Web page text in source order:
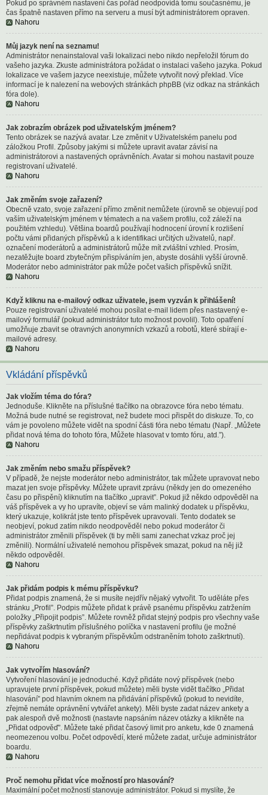
Pokud po správném nastavení čas pořád neodpovídá tomu současnému, je
čas špatně nastaven přímo na serveru a musí být administrátorem opraven.
Nahoru
Můj jazyk není na seznamu!
Administrátor nenainstaloval vaši lokalizaci nebo nikdo nepřeložil fórum do
vašeho jazyka. Zkuste administrátora požádat o instalaci vašeho jazyka. Pokud
lokalizace ve vašem jazyce neexistuje, můžete vytvořit nový překlad. Více
informací je k nalezení na webových stránkách phpBB (viz odkaz na stránkách
fóra dole).
Nahoru
Jak zobrazím obrázek pod uživatelským jménem?
Tento obrázek se nazývá avatar. Lze změnit v Uživatelském panelu pod
záložkou Profil. Způsoby jakými si můžete upravit avatar závisí na
administrátorovi a nastavených oprávněních. Avatar si mohou nastavit pouze
registrovaní uživatelé.
Nahoru
Jak změním svoje zařazení?
Obecně vzato, svoje zařazení přímo změnit nemůžete (úrovně se objevují pod
vaším uživatelským jménem v tématech a na vašem profilu, což záleží na
použitém vzhledu). Většina boardů používají hodnocení úrovní k rozlišení
počtu vámi přidaných příspěvků a k identifikaci určitých uživatelů, např.
označení moderátorů a administrátorů může mít zvláštní vzhled. Prosím,
nezatěžujte board zbytečným přispíváním jen, abyste dosáhli vyšší úrovně.
Moderátor nebo administrátor pak může počet vašich příspěvků snížit.
Nahoru
Když kliknu na e-mailový odkaz uživatele, jsem vyzván k přihlášení!
Pouze registrovaní uživatelé mohou posílat e-mail lidem přes nastavený e-
mailový formulář (pokud administrátor tuto možnost povolil). Toto opatření
umožňuje zbavit se otravných anonymních vzkazů a robotů, které sbírají e-
mailové adresy.
Nahoru
Vkládání příspěvků
Jak vložím téma do fóra?
Jednoduše. Klikněte na příslušné tlačítko na obrazovce fóra nebo tématu.
Možná bude nutné se registrovat, než budete moci přispět do diskuze. To, co
vám je povoleno můžete vidět na spodní části fóra nebo tématu (Např. „Můžete
přidat nová téma do tohoto fóra, Můžete hlasovat v tomto fóru, atd.”).
Nahoru
Jak změním nebo smažu příspěvek?
V případě, že nejste moderátor nebo administrátor, tak můžete upravovat nebo
mazat jen svoje příspěvky. Můžete upravit zprávu (někdy jen do omezeného
času po přispění) kliknutím na tlačítko „upravit”. Pokud již někdo odpověděl na
váš příspěvek a vy ho upravíte, objeví se vám malinký dodatek u příspěvku,
který ukazuje, kolikrát jste tento příspěvek upravovali. Tento dodatek se
neobjeví, pokud zatím nikdo neodpověděl nebo pokud moderátor či
administrátor změnili příspěvek (ti by měli sami zanechat vzkaz proč jej
změnili). Normální uživatelé nemohou příspěvek smazat, pokud na něj již
někdo odpověděl.
Nahoru
Jak přidám podpis k mému příspěvku?
Přidat podpis znamená, že si musíte nejdřív nějaký vytvořit. To uděláte přes
stránku „Profil”. Podpis můžete přidat k právě psanému příspěvku zatržením
položky „Připojit podpis”. Můžete rovněž přidat stejný podpis pro všechny vaše
příspěvky zaškrtnutím příslušného políčka v nastavení profilu (je možné
nepřidávat podpis k vybraným příspěvkům odstraněním tohoto zaškrtnutí).
Nahoru
Jak vytvořím hlasování?
Vytvoření hlasování je jednoduché. Když přidáte nový příspěvek (nebo
upravujete první příspěvek, pokud můžete) měli byste vidět tlačítko „Přidat
hlasování” pod hlavním oknem na přidávání příspěvků (pokud to nevidíte,
zřejmě nemáte oprávnění vytvářet ankety). Měli byste zadat název ankety a
pak alespoň dvě možnosti (nastavte napsáním název otázky a klikněte na
„Přidat odpověď”. Můžete také přidat časový limit pro anketu, kde 0 znamená
neomezenou volbu. Počet odpovědí, které můžete zadat, určuje administrátor
boardu.
Nahoru
Proč nemohu přidat více možností pro hlasování?
Maximální počet možností stanovuje administrátor. Pokud si myslíte, že